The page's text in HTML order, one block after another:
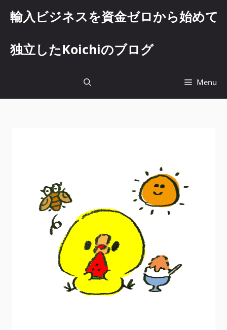
輸入ビジネスを資金ゼロから始めて
独立したKoichiのブログ
Menu